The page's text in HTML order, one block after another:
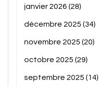
janvier 2026 (28)
décembre 2025 (34)
novembre 2025 (20)
octobre 2025 (29)
septembre 2025 (14)